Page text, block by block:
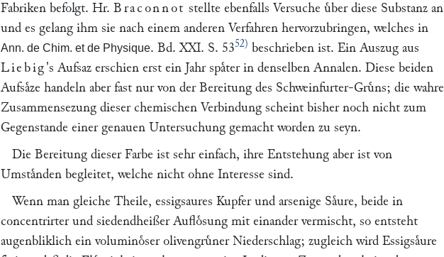
Fabriken befolgt. Hr. Braconnot stellte ebenfalls Versuche uͤber diese Substanz an
und es gelang ihm sie nach einem anderen Verfahren hervorzubringen, welches in
Ann. de Chim. et de Physique. Bd. XXI. S. 5352) beschrieben ist. Ein Auszug aus
Liebig 's Aufsaz erschien erst ein Jahr spaͤter in denselben Annalen. Diese beiden
Aufsaͤze handeln aber fast nur von der Bereitung des Schweinfurter-Gruͤns; die wahre
Zusammensezung dieser chemischen Verbindung scheint bisher noch nicht zum
Gegenstande einer genauen Untersuchung gemacht worden zu seyn.
Die Bereitung dieser Farbe ist sehr einfach, ihre Entstehung aber ist von
Umstaͤnden begleitet, welche nicht ohne Interesse sind.
Wenn man gleiche Theile, essigsaures Kupfer und arsenige Saͤure, beide in
concentrirter und siedendheißer Aufloͤsung mit einander vermischt, so entsteht
augenbliklich ein voluminoͤser olivengruͤner Niederschlag; zugleich wird Essigsaͤure